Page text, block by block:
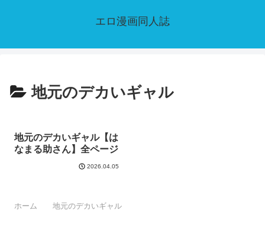
エロ漫画同人誌
地元のデカいギャル
地元のデカいギャル【は
なまる助さん】全ページ
2026.04.05
ホーム 地元のデカいギャル